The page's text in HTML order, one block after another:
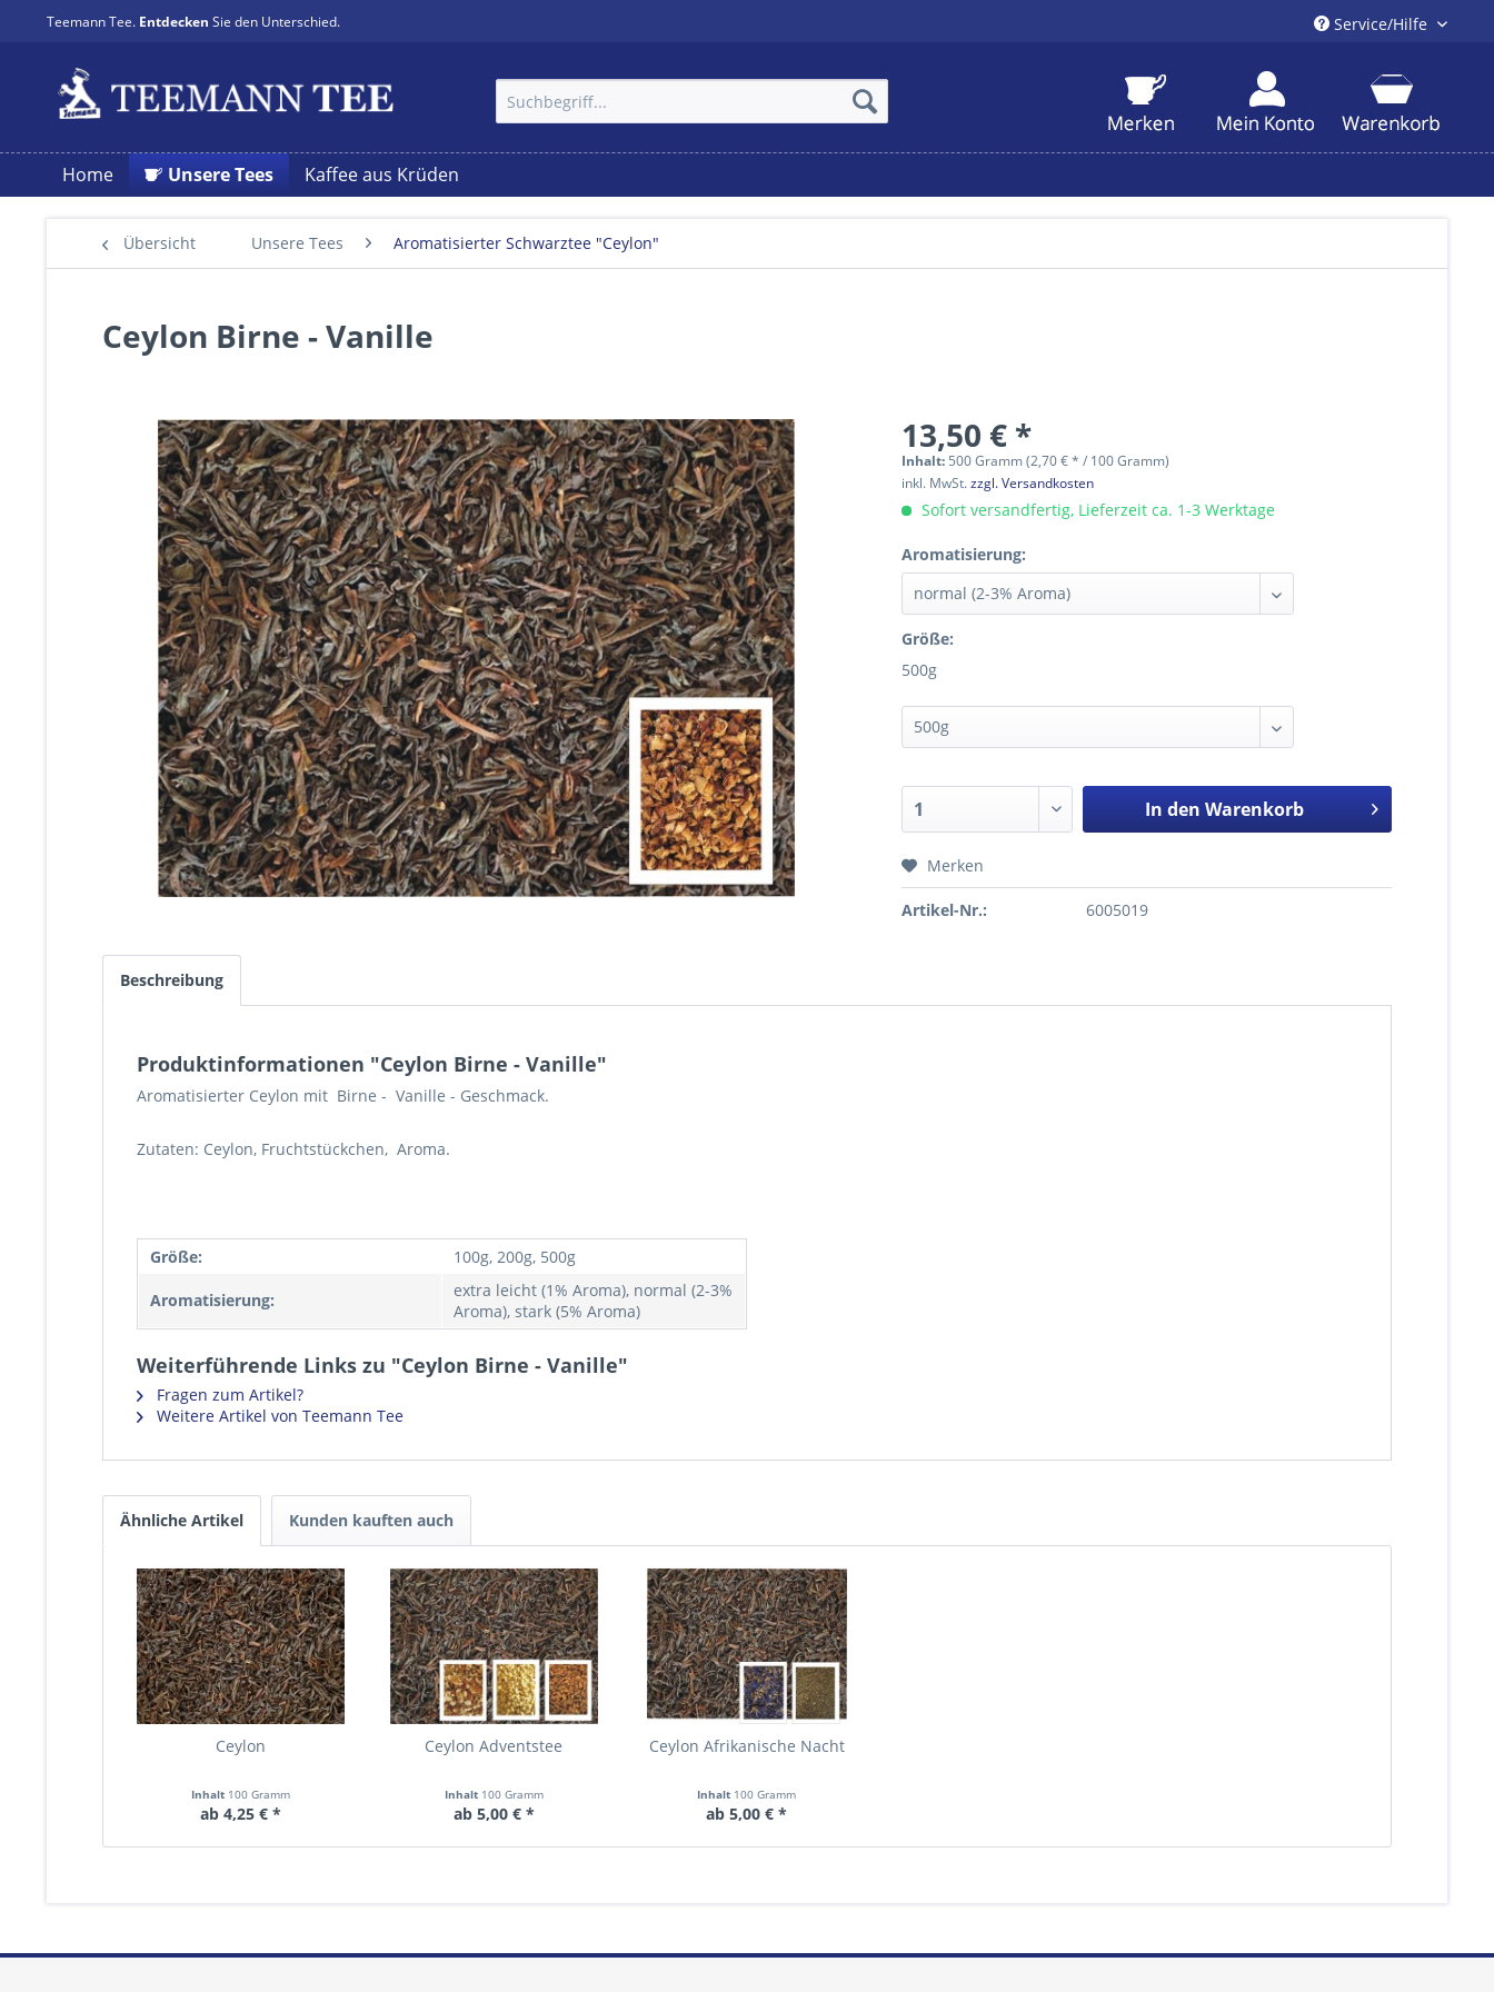
Teemann Tee. Entdecken Sie den Unterschied. Service/Hilfe
Home Unsere Tees Kaffee aus Krüden
Übersicht Unsere Tees Aromatisierter Schwarztee "Ceylon"
Ceylon Birne - Vanille
13,50 € *
Inhalt: 500 Gramm (2,70 € * / 100 Gramm)
inkl. MwSt.zzgl. Versandkosten
Sofort versandfertig, Lieferzeit ca. 1-3 Werktage
Aromatisierung:
Größe:
500g
In den Warenkorb
Merken
Artikel-Nr.: 6005019
Beschreibung
Produktinformationen "Ceylon Birne - Vanille"
Aromatisierter Ceylon mit Birne - Vanille - Geschmack.
Zutaten: Ceylon, Fruchtstückchen, Aroma.
Größe: 100g, 200g, 500g
Aromatisierung:
extra leicht (1% Aroma), normal (2-3%
Aroma), stark (5% Aroma)
Weiterführende Links zu "Ceylon Birne - Vanille"
Fragen zum Artikel?
Weitere Artikel von Teemann Tee
Ähnliche Artikel Kunden kauften auch
Ceylon
Inhalt 100 Gramm
ab 4,25 € *
Ceylon Adventstee
Inhalt 100 Gramm
ab 5,00 € *
Ceylon Afrikanische Nacht
Inhalt 100 Gramm
ab 5,00 € *